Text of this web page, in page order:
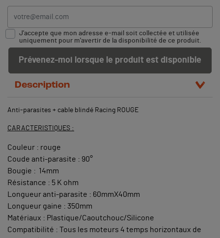
J'accepte que mon adresse e-mail soit collectée et utilisée
uniquement pour m'avertir de la disponibilité de ce produit.
Prévenez-moi lorsque le produit est disponible
Description
Anti-parasites + cable blindé Racing ROUGE
CARACTERISTIQUES :
Couleur : rouge
Coude anti-parasite : 90°
Bougie : 14mm
Résistance : 5 K ohm
Longueur anti-parasite : 60mmX40mm
Longueur gaine : 350mm
Matériaux : Plastique/Caoutchouc/Silicone
Compatibilité : Tous les moteurs 4 temps horizontaux de